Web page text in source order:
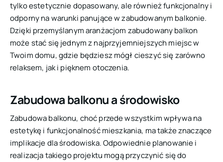
tylko estetycznie dopasowany, ale również funkcjonalny i
odporny na warunki panujące w zabudowanym balkonie.
Dzięki przemyślanym aranżacjom zabudowany balkon
może stać się jednym z najprzyjemniejszych miejsc w
Twoim domu, gdzie będziesz mógł cieszyć się zarówno
relaksem, jak i pięknem otoczenia.
Zabudowa balkonu a środowisko
Zabudowa balkonu, choć przede wszystkim wpływa na
estetykę i funkcjonalność mieszkania, ma także znaczące
implikacje dla środowiska. Odpowiednie planowanie i
realizacja takiego projektu mogą przyczynić się do